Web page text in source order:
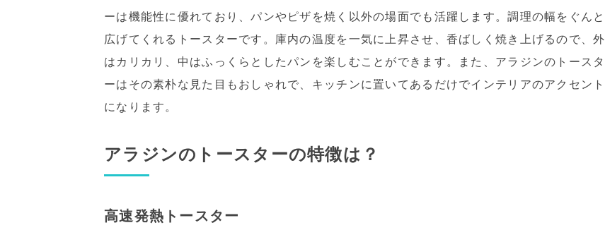
ーは機能性に優れており、パンやピザを焼く以外の場面でも活躍します。調理の幅をぐんと
広げてくれるトースターです。庫内の温度を一気に上昇させ、香ばしく焼き上げるので、外
はカリカリ、中はふっくらとしたパンを楽しむことができます。また、アラジンのトースタ
ーはその素朴な見た目もおしゃれで、キッチンに置いてあるだけでインテリアのアクセント
になります。
アラジンのトースターの特徴は？
高速発熱トースター